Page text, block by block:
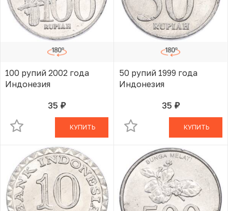
100 рупий 2002 года
Индонезия
35 руб.В КОРЗИНЕ
КУПИТЬ
50 рупий 1999 года
Индонезия
35 руб.В КОРЗИНЕ
КУПИТЬ